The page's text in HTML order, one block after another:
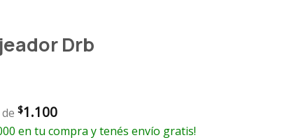
Drb
$1.100
en tu compra y tenés envío gratis!